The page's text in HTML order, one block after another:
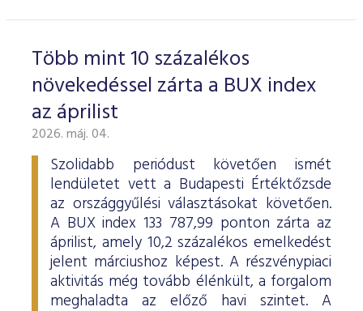
Több mint 10 százalékos
növekedéssel zárta a BUX index
az áprilist
2026. máj. 04.
Szolidabb periódust követően ismét
lendületet vett a Budapesti Értéktőzsde
az országgyűlési választásokat követően.
A BUX index 133 787,99 ponton zárta az
áprilist, amely 10,2 százalékos emelkedést
jelent márciushoz képest. A részvénypiaci
aktivitás még tovább élénkült, a forgalom
meghaladta az előző havi szintet. A